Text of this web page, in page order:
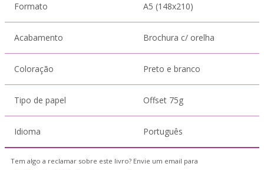
Formato A5 (148x210)
Acabamento Brochura c/ orelha
Coloração Preto e branco
Tipo de papel Offset 75g
Idioma Português
Tem algo a reclamar sobre este livro? Envie um email para